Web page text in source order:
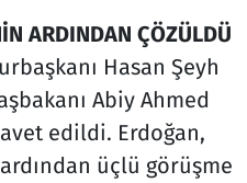
ARDINDAN ÇÖZÜLDÜ
Hasan Şeyh
Abiy Ahmed
edildi. Erdoğan,
üçlü görüşme